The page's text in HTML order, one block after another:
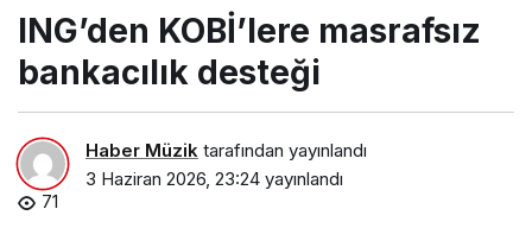
ING’den KOBİ’lere masrafsız
bankacılık desteği
Haber Müzik tarafından yayınlandı
3 Haziran 2026, 23:24 yayınlandı
71